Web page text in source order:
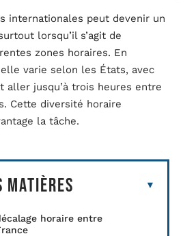
internationales peut devenir un
lorsqu’il s’agit de
zones horaires. En
varie selon les États, avec
aller jusqu’à trois heures entre
Cette diversité horaire
la tâche.
matières
horaire entre